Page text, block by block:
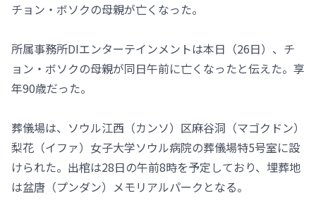
チョン・ボソクの母親が亡くなった。
所属事務所DIエンターテインメントは本日（26日）、チ
ョン・ボソクの母親が同日午前に亡くなったと伝えた。享
年90歳だった。
葬儀場は、ソウル江西（カンソ）区麻谷洞（マゴクドン）
梨花（イファ）女子大学ソウル病院の葬儀場特5号室に設
けられた。出棺は28日の午前8時を予定しており、埋葬地
は盆唐（プンダン）メモリアルパークとなる。